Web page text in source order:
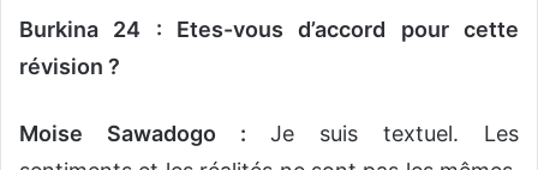
Burkina 24 : Etes-vous d’accord pour cette
révision ?
Moise Sawadogo : Je suis textuel. Les